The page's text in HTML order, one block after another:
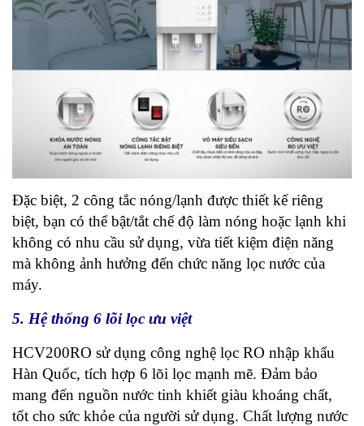
Đặc biệt, 2 công tắc nóng/lạnh được thiết kế riêng
biệt, bạn có thể bật/tắt chế độ làm nóng hoặc lạnh khi
không có nhu cầu sử dụng, vừa tiết kiệm điện năng
mà không ảnh hưởng đến chức năng lọc nước của
máy.
5. Hệ thống 6 lõi lọc ưu việt
HCV200RO sử dụng công nghệ lọc RO nhập khẩu
Hàn Quốc, tích hợp 6 lõi lọc mạnh mẽ. Đảm bảo
mang đến nguồn nước tinh khiết giàu khoáng chất,
tốt cho sức khỏe của người sử dụng. Chất lượng nước